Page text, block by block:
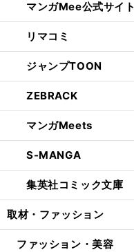
マンガMee公式サイト
リマコミ
ジャンプTOON
ZEBRACK
マンガMeets
S-MANGA
集英社コミック文庫
取材・ファッション
ファッション・美容